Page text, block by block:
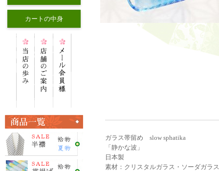
カートの中身
ガラス帯留め slow sphatika
「静かな波」
日本製
素材：クリスタルガラス・ソーダガラス